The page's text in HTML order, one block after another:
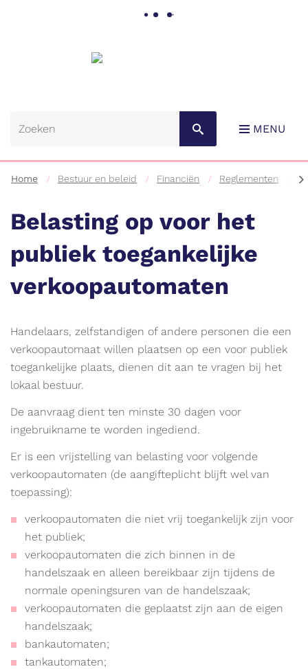
Naar
content
MENU
Home Bestuur en beleid Financiën Reglementen
Belasting op voor het
publiek toegankelijke
verkoopautomaten
Handelaars, zelfstandigen of andere personen die een
verkoopautomaat willen plaatsen op een voor publiek
toegankelijke plaats, dienen dit aan te vragen bij het
lokaal bestuur.
De aanvraag dient ten minste 30 dagen voor
ingebruikname te worden ingediend.
Er is een vrijstelling van belasting voor volgende
verkoopautomaten (de aangifteplicht blijft wel van
toepassing):
verkoopautomaten die niet vrij toegankelijk zijn voor
het publiek;
verkoopautomaten die zich binnen in de
handelszaak en alleen bereikbaar zijn tijdens de
normale openingsuren van de handelszaak;
verkoopautomaten die geplaatst zijn aan de eigen
handelszaak;
bankautomaten;
tankautomaten;